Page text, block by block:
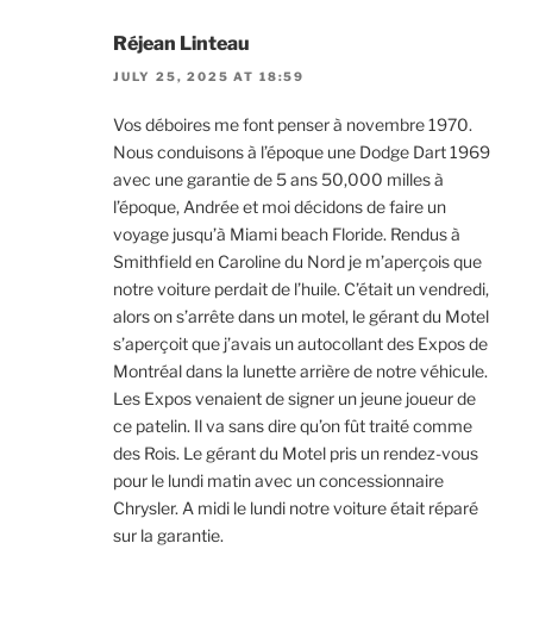
Réjean Linteau
JULY 25, 2025 AT 18:59
Vos déboires me font penser à novembre 1970.
Nous conduisons à l’époque une Dodge Dart 1969
avec une garantie de 5 ans 50,000 milles à
l’époque, Andrée et moi décidons de faire un
voyage jusqu’à Miami beach Floride. Rendus à
Smithfield en Caroline du Nord je m’aperçois que
notre voiture perdait de l’huile. C’était un vendredi,
alors on s’arrête dans un motel, le gérant du Motel
s’aperçoit que j’avais un autocollant des Expos de
Montréal dans la lunette arrière de notre véhicule.
Les Expos venaient de signer un jeune joueur de
ce patelin. Il va sans dire qu’on fût traité comme
des Rois. Le gérant du Motel pris un rendez-vous
pour le lundi matin avec un concessionnaire
Chrysler. A midi le lundi notre voiture était réparé
sur la garantie.